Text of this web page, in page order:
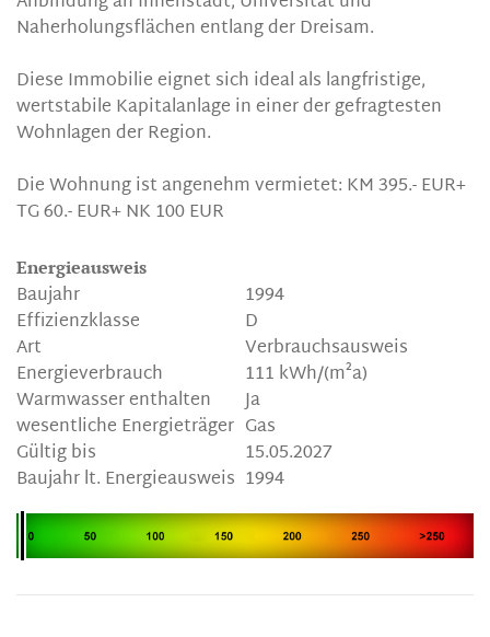
Naherholungsflächen entlang der Dreisam.
Diese Immobilie eignet sich ideal als langfristige,
wertstabile Kapitalanlage in einer der gefragtesten
Wohnlagen der Region.
Die Wohnung ist angenehm vermietet: KM 395.- EUR+
TG 60.- EUR+ NK 100 EUR
Energieausweis
Baujahr
1994
Effizienzklasse
D
Art
Verbrauchsausweis
Energieverbrauch
111 kWh/(m²a)
Warmwasser enthalten
Ja
wesentliche Energieträger Gas
Gültig bis
15.05.2027
Baujahr lt. Energieausweis 1994